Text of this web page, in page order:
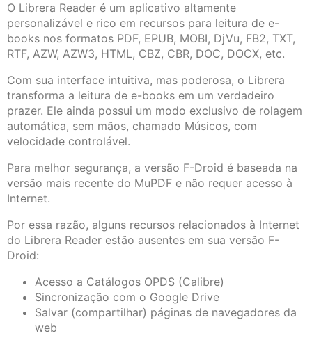
O Librera Reader é um aplicativo altamente
personalizável e rico em recursos para leitura de e-
books nos formatos PDF, EPUB, MOBI, DjVu, FB2, TXT,
RTF, AZW, AZW3, HTML, CBZ, CBR, DOC, DOCX, etc.
Com sua interface intuitiva, mas poderosa, o Librera
transforma a leitura de e-books em um verdadeiro
prazer. Ele ainda possui um modo exclusivo de rolagem
automática, sem mãos, chamado Músicos, com
velocidade controlável.
Para melhor segurança, a versão F-Droid é baseada na
versão mais recente do MuPDF e não requer acesso à
Internet.
Por essa razão, alguns recursos relacionados à Internet
do Librera Reader estão ausentes em sua versão F-
Droid:
Acesso a Catálogos OPDS (Calibre)
Sincronização com o Google Drive
Salvar (compartilhar) páginas de navegadores da
web